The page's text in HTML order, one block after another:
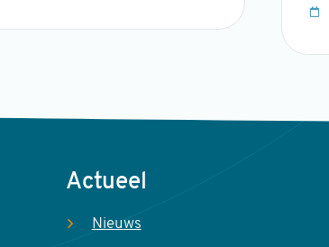
Actueel
Nieuws